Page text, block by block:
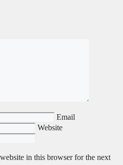
Email
Website
in this browser for the next